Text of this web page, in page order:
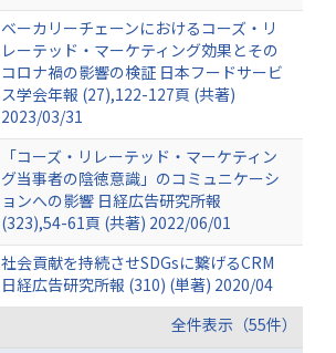
ベーカリーチェーンにおけるコーズ・リ
レーテッド・マーケティング効果とその
コロナ禍の影響の検証 日本フードサービ
ス学会年報 (27),122-127頁 (共著)
2023/03/31
「コーズ・リレーテッド・マーケティン
グ当事者の陰徳意識」のコミュニケーシ
ョンへの影響 日経広告研究所報
(323),54-61頁 (共著) 2022/06/01
社会貢献を持続させSDGsに繋げるCRM
日経広告研究所報 (310) (単著) 2020/04
全件表示（55件）